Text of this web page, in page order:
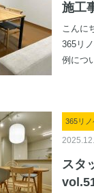
施工
こんに
365リ
例につ
365リ
スタ